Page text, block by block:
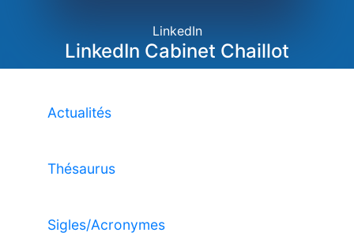
LinkedIn
LinkedIn Cabinet Chaillot
Actualités
Thésaurus
Sigles/Acronymes